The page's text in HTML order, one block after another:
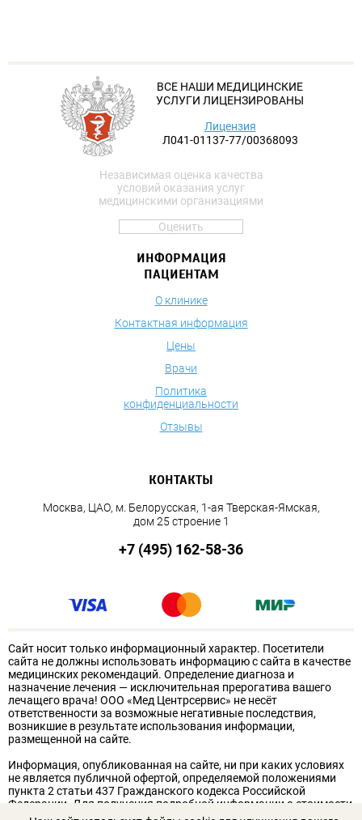
ВСЕ НАШИ МЕДИЦИНСКИЕ
УСЛУГИ ЛИЦЕНЗИРОВАНЫ
Лицензия
Л041-01137-77/00368093
Независимая оценка качества
условий оказания услуг
медицинскими организациями
Оценить
ИНФОРМАЦИЯ
ПАЦИЕНТАМ
О клинике
Контактная информация
Цены
Врачи
Политика
конфиденциальности
Отзывы
КОНТАКТЫ
Москва, ЦАО, м. Белорусская, 1-ая Тверская-Ямская,
дом 25 строение 1
+7 (495) 162-58-36
Сайт носит только информационный характер. Посетители
сайта не должны использовать информацию с сайта в качестве
медицинских рекомендаций. Определение диагноза и
назначение лечения — исключительная прерогатива вашего
лечащего врача! ООО «Мед Центрсервис» не несёт
ответственности за возможные негативные последствия,
возникшие в результате использования информации,
размещенной на сайте.
Информация, опубликованная на сайте, ни при каких условиях
не является публичной офертой, определяемой положениями
пункта 2 статьи 437 Гражданского кодекса Российской
Федерации. Для получения подробной информации о стоимости
услуг обращайтесь к администрации клиники. Для получения